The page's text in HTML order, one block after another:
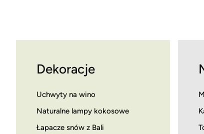
Dekoracje
Uchwyty na wino
Naturalne lampy kokosowe
Łapacze snów z Bali